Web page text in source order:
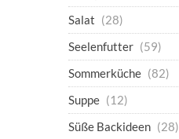
Salat (28)
Seelenfutter (59)
Sommerküche (82)
Suppe (12)
Süße Backideen (28)